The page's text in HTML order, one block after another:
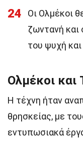
24
Οι Ολμέκοι
ζωντανή και
του ψυχή
Ολμέκοι και
Η τέχνη ήταν
θρησκείας, με
εντυπωσιακά